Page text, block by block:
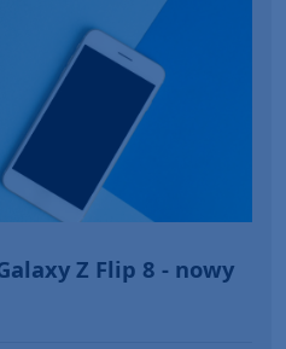
Z Flip 8 - nowy